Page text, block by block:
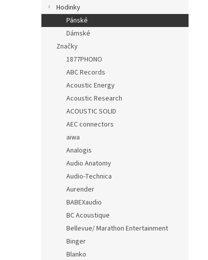
Hodinky
Pánské
Dámské
Značky
1877PHONO
ABC Records
Acoustic Energy
Acoustic Research
ACOUSTIC SOLID
AEC connectors
aiwa
Analogis
Audio Anatomy
Audio-Technica
Aurender
BABEXaudio
BC Acoustique
Bellevue/ Marathon Entertainment
Binger
Blanko